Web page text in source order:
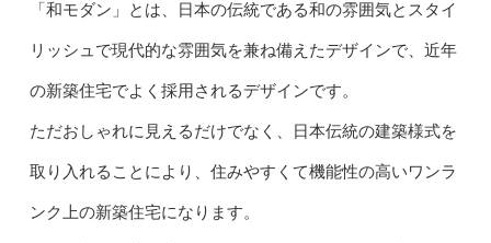
「和モダン」とは、日本の伝統である和の雰囲気とスタイ
リッシュで現代的な雰囲気を兼ね備えたデザインで、近年
の新築住宅でよく採用されるデザインです。
ただおしゃれに見えるだけでなく、日本伝統の建築様式を
取り入れることにより、住みやすくて機能性の高いワンラ
ンク上の新築住宅になります。